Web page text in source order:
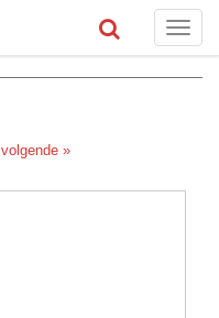
Toggle
volgende »